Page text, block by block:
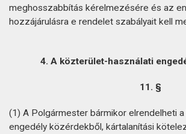
meghosszabbítás kérelmezésére és az
hozzájárulásra e rendelet szabályait kell
4. A közterület-használati
11. §
(1) A Polgármester bármikor elrendelheti
engedély közérdekből, kártalanítási